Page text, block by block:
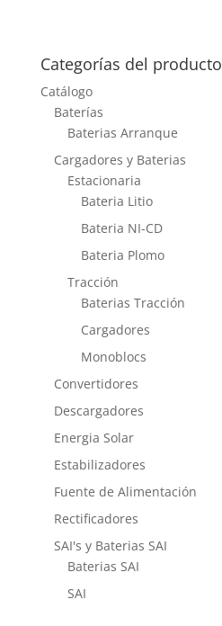
Categorías del producto
Catálogo
Baterías
Baterias Arranque
Cargadores y Baterias
Estacionaria
Bateria Litio
Bateria NI-CD
Bateria Plomo
Tracción
Baterias Tracción
Cargadores
Monoblocs
Convertidores
Descargadores
Energia Solar
Estabilizadores
Fuente de Alimentación
Rectificadores
SAI's y Baterias SAI
Baterias SAI
SAI